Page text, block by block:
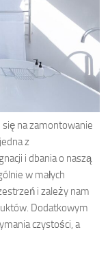
na zamontowanie
z
i dbania o naszą
w małych
i zależy nam
Dodatkowym
czystości, a